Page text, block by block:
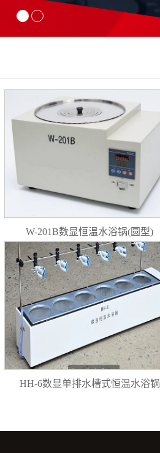
W-201B数显恒温水浴锅(圆型)
HH-6数显单排水槽式恒温水浴锅